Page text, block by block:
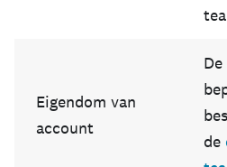
Eigendom van
account
de